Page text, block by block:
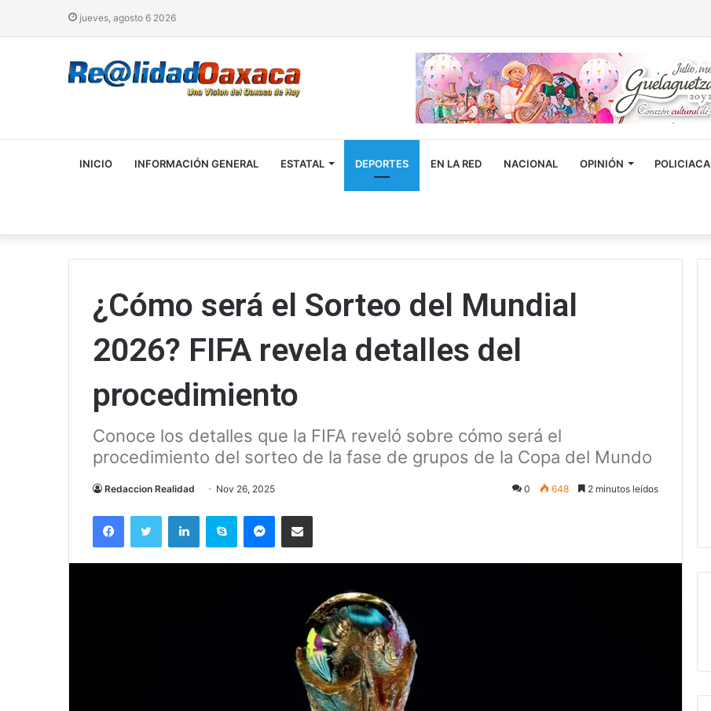
jueves, agosto 6 2026
INICIO INFORMACIÓN GENERAL ESTATAL DEPORTES EN LA RED NACIONAL OPINIÓN POLICIACA
¿Cómo será el Sorteo del Mundial
2026? FIFA revela detalles del
procedimiento
Conoce los detalles que la FIFA reveló sobre cómo será el
procedimiento del sorteo de la fase de grupos de la Copa del Mundo
Redaccion Realidad Nov 26, 2025 0 648 2 minutos leídos
FacebookTwitter LinkedInSkype MessengerCompartir via correo electrónico